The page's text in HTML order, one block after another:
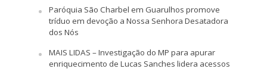
Paróquia São Charbel em Guarulhos promove
tríduo em devoção a Nossa Senhora Desatadora
dos Nós
MAIS LIDAS – Investigação do MP para apurar
enriquecimento de Lucas Sanches lidera acessos